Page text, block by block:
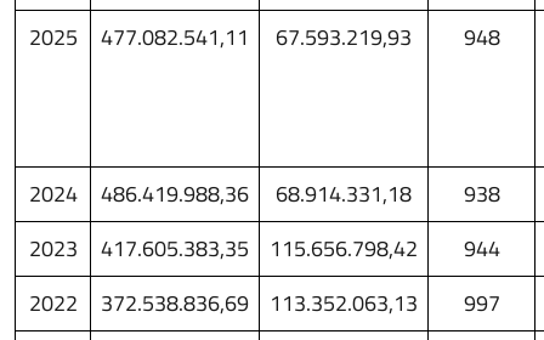
2025
477.082.541,11 67.593.219,93 948
2024 486.419.988,36 68.914.331,18
938
2023
417.605.383,35 115.656.798,42
944
2022
372.538.836,69 113.352.063,13
997